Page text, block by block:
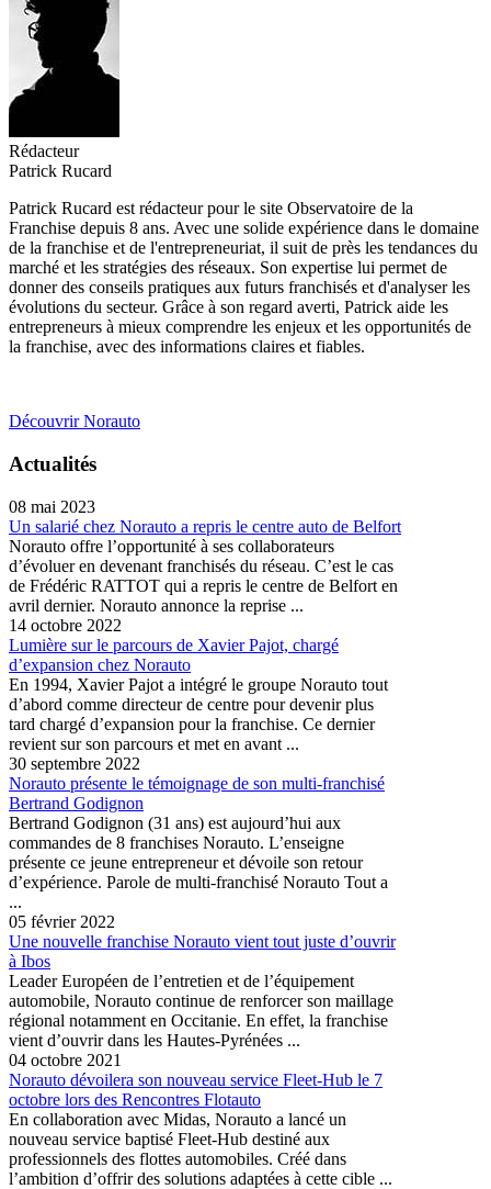
Rédacteur
Patrick Rucard
Patrick Rucard est rédacteur pour le site Observatoire de la
Franchise depuis 8 ans. Avec une solide expérience dans le domaine
de la franchise et de l'entrepreneuriat, il suit de près les tendances du
marché et les stratégies des réseaux. Son expertise lui permet de
donner des conseils pratiques aux futurs franchisés et d'analyser les
évolutions du secteur. Grâce à son regard averti, Patrick aide les
entrepreneurs à mieux comprendre les enjeux et les opportunités de
la franchise, avec des informations claires et fiables.
Découvrir Norauto
Actualités
08 mai 2023
Un salarié chez Norauto a repris le centre auto de Belfort
Norauto offre l’opportunité à ses collaborateurs
d’évoluer en devenant franchisés du réseau. C’est le cas
de Frédéric RATTOT qui a repris le centre de Belfort en
avril dernier. Norauto annonce la reprise ...
14 octobre 2022
Lumière sur le parcours de Xavier Pajot, chargé
d’expansion chez Norauto
En 1994, Xavier Pajot a intégré le groupe Norauto tout
d’abord comme directeur de centre pour devenir plus
tard chargé d’expansion pour la franchise. Ce dernier
revient sur son parcours et met en avant ...
30 septembre 2022
Norauto présente le témoignage de son multi-franchisé
Bertrand Godignon
Bertrand Godignon (31 ans) est aujourd’hui aux
commandes de 8 franchises Norauto. L’enseigne
présente ce jeune entrepreneur et dévoile son retour
d’expérience. Parole de multi-franchisé Norauto Tout a
...
05 février 2022
Une nouvelle franchise Norauto vient tout juste d’ouvrir
à Ibos
Leader Européen de l’entretien et de l’équipement
automobile, Norauto continue de renforcer son maillage
régional notamment en Occitanie. En effet, la franchise
vient d’ouvrir dans les Hautes-Pyrénées ...
04 octobre 2021
Norauto dévoilera son nouveau service Fleet-Hub le 7
octobre lors des Rencontres Flotauto
En collaboration avec Midas, Norauto a lancé un
nouveau service baptisé Fleet-Hub destiné aux
professionnels des flottes automobiles. Créé dans
l’ambition d’offrir des solutions adaptées à cette cible ...